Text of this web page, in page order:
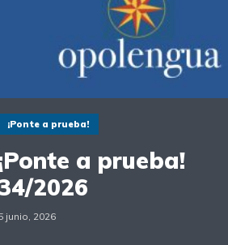
¡Ponte a prueba!
a prueba!
2026
junio, 2026